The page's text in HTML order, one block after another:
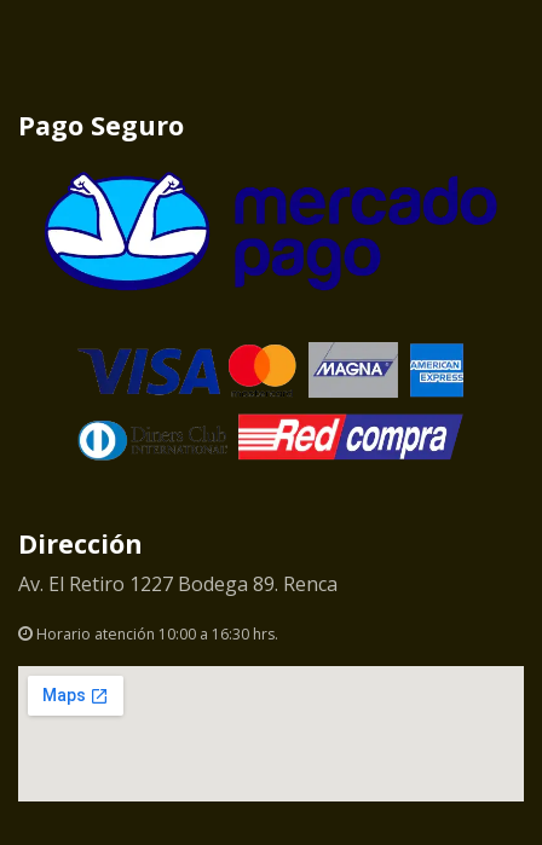
Pago Seguro
Dirección
Av. El Retiro 1227 Bodega 89. Renca
Horario atención 10:00 a 16:30 hrs.